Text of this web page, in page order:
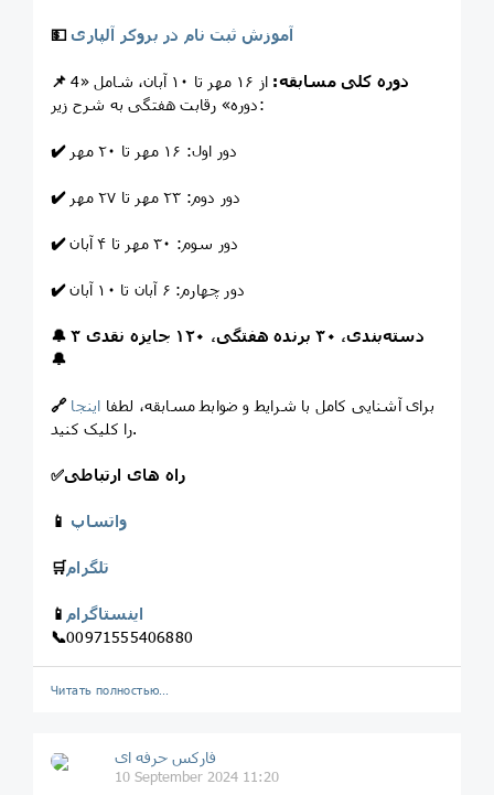
💵 آموزش ثبت نام در بروکر آلپاری
📌 دوره کلی مسابقه:
از ۱۶ مهر تا ۱۰ آبان، شامل «4
دوره» رقابت هفتگی به شرح زیر:
✔️ دور اول: ۱۶ مهر تا ۲۰ مهر
✔️ دور دوم: ۲۳ مهر تا ۲۷ مهر
✔️ دور سوم: ۳۰ مهر تا ۴ آبان
✔️ دور چهارم: ۶ آبان تا ۱۰ آبان
🔔
۳ دسته‌بندی، ۳۰ برنده هفتگی، ۱۲۰ جایزه نقدی
🔔
🔗 برای آشنایی کامل با شرایط و ضوابط مسابقه، لطفا اینجا
را کلیک کنید.
✅راه های ارتباطی
📱 واتساپ
🛒تلگرام
📱 اینستاگرام
📞00971555406880
Читать полностью…
فارکس حرفه ای
10 September 2024 11:20